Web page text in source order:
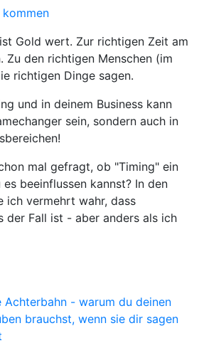
kommen
Gold wert. Zur richtigen Zeit am
Zu den richtigen Menschen (im
richtigen Dinge sagen.
und in deinem Business kann
sein, sondern auch in
mal gefragt, ob "Timing" ein
beeinflussen kannst? In den
ich vermehrt wahr, dass
der Fall ist - aber anders als ich